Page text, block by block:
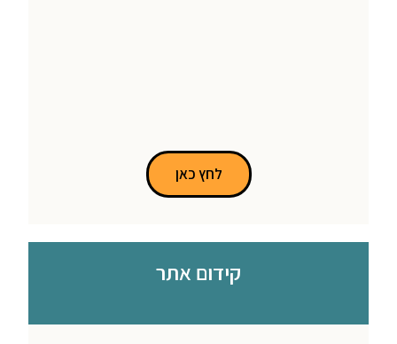
לחץ כאן
קידום אתר